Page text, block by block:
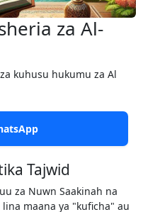
za Al-
kuhusu hukumu za Al
Tajwid
za Nuwn Saakinah na
maana ya "kuficha" au